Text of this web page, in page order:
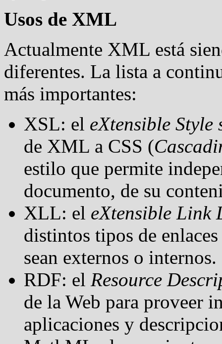
Usos de XML
Actualmente XML está
diferentes. La lista a
más importantes:
XSL: el eXtensible Style
de XML a CSS (
estilo que permite
documento, de su
XLL: el eXtensible Link
distintos tipos de
sean externos o internos.
RDF: el Resource
de la Web para proveer
aplicaciones y